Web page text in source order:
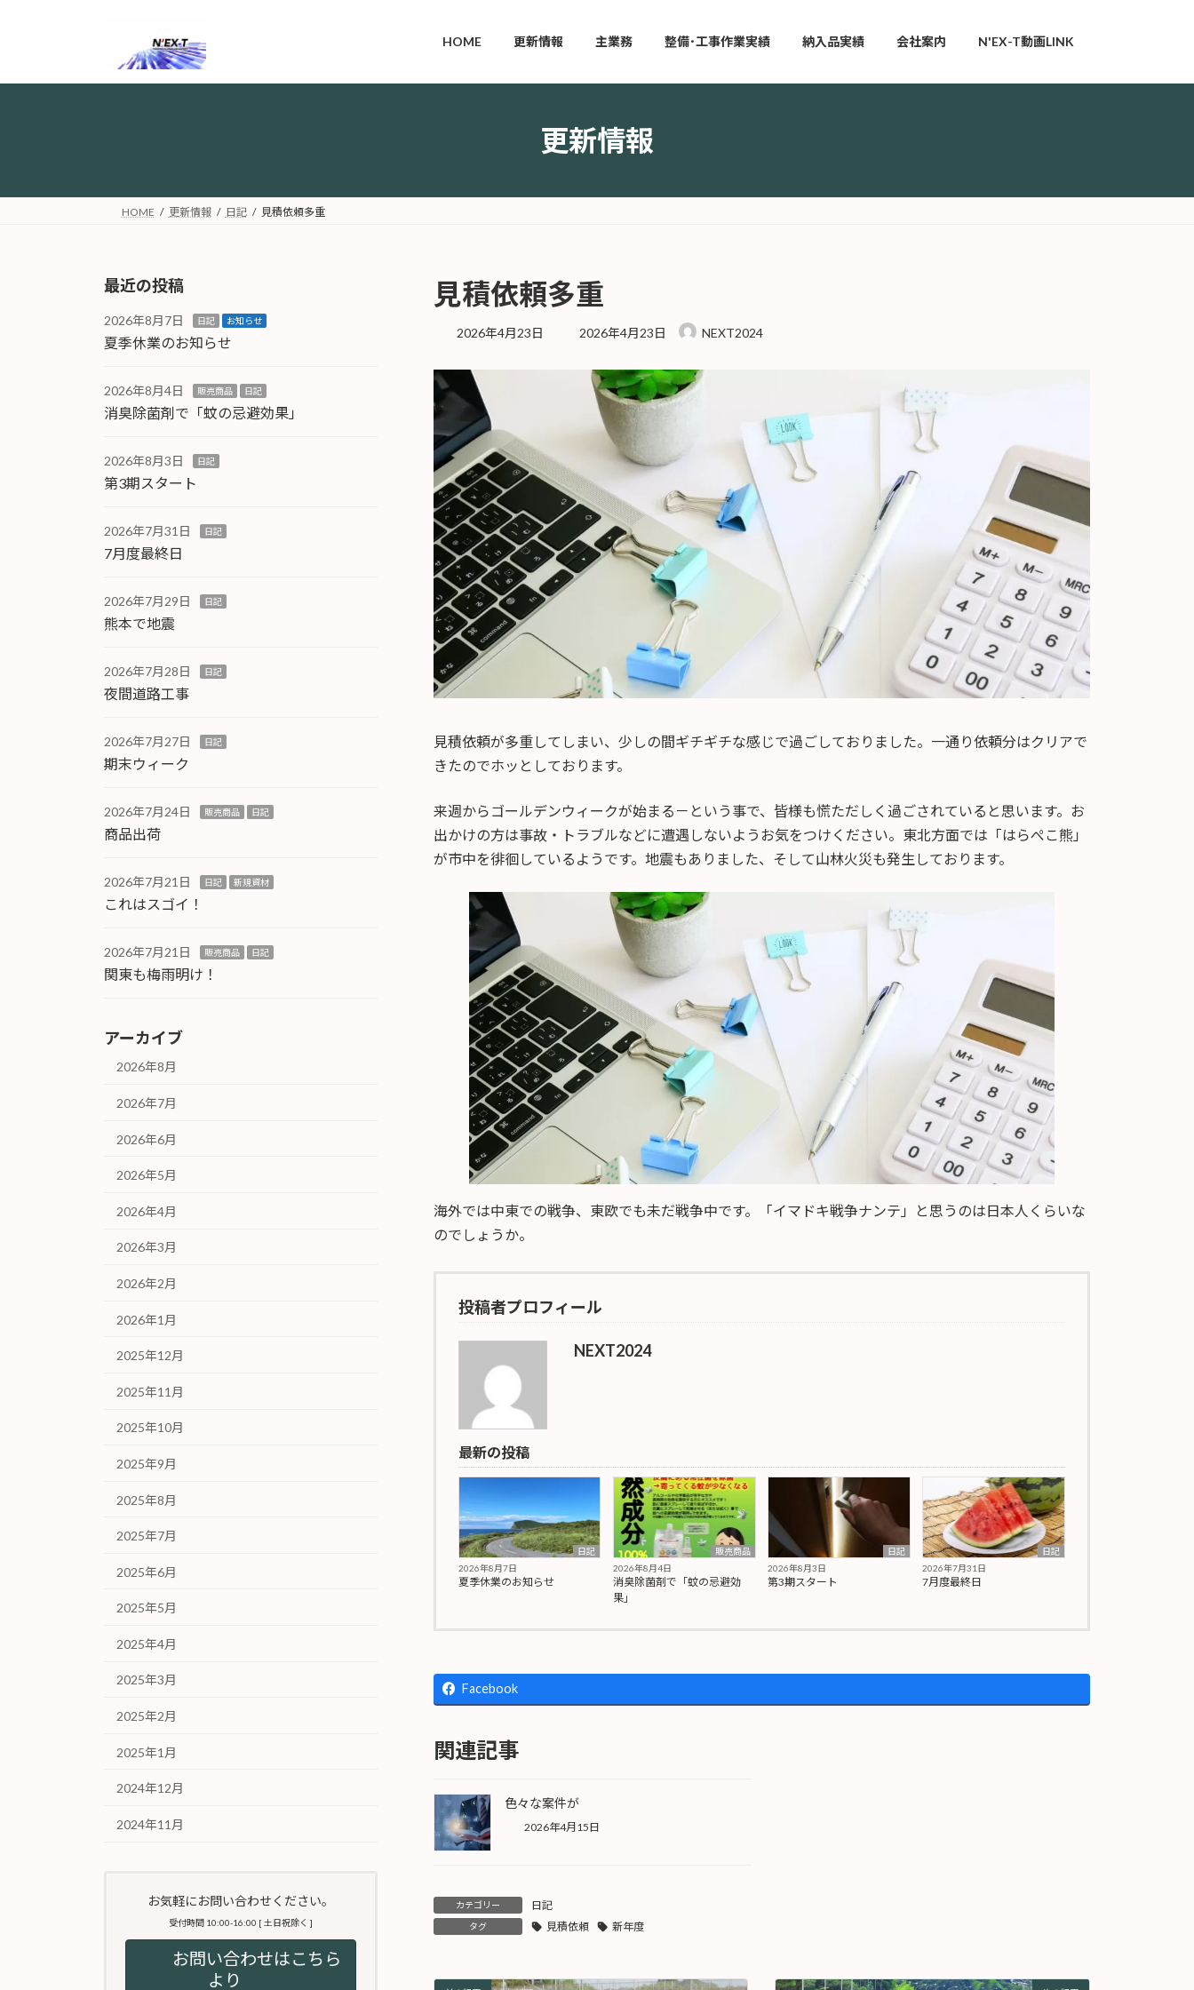
プ
動
HOME 更新情報 主業務 整備･工事作業実績 納入品実績 会社案内 N'EX-T動画LINK
更新情報
HOME 更新情報 日記 見積依頼多重
見積依頼多重
2026年4月23日
最
新
2026年4月23日 NEXT2024
見積依頼が多重してしまい、少しの間ギチギチな感じで過ごしておりました。一通り依頼分はクリアで
きたのでホッとしております。
来週からゴールデンウィークが始まる－という事で、皆様も慌ただしく過ごされていると思います。お
出かけの方は事故・トラブルなどに遭遇しないようお気をつけください。東北方面では「はらぺこ熊」
が市中を徘徊しているようです。地震もありました、そして山林火災も発生しております。
海外では中東での戦争、東欧でも未だ戦争中です。「イマドキ戦争ナンテ」と思うのは日本人くらいな
のでしょうか。
投稿者プロフィール
NEXT2024
最新の投稿
日記
2026年8月7日
夏季休業のお知らせ
販売商品
2026年8月4日
消臭除菌剤で「蚊の忌避効
果」
日記
2026年8月3日
第3期スタート
日記
2026年7月31日
7月度最終日
Facebook
関連記事
色々な案件が
2026年4月15日
カテゴリー 日記
タグ 見積依頼 新年度
最近の投稿
2026年8月7日 日記 お知らせ
夏季休業のお知らせ
2026年8月4日 販売商品 日記
消臭除菌剤で「蚊の忌避効果」
2026年8月3日 日記
第3期スタート
2026年7月31日 日記
7月度最終日
2026年7月29日 日記
熊本で地震
2026年7月28日 日記
夜間道路工事
2026年7月27日 日記
期末ウィーク
2026年7月24日 販売商品 日記
商品出荷
2026年7月21日 日記 新規資材
これはスゴイ！
2026年7月21日 販売商品 日記
関東も梅雨明け！
アーカイブ
2026年8月
2026年7月
2026年6月
2026年5月
2026年4月
2026年3月
2026年2月
2026年1月
2025年12月
2025年11月
2025年10月
2025年9月
2025年8月
2025年7月
2025年6月
2025年5月
2025年4月
2025年3月
2025年2月
2025年1月
2024年12月
2024年11月
お気軽にお問い合わせください。
受付時間 10:00-16:00 [ 土日祝除く ]
お問い合わせはこちら
より